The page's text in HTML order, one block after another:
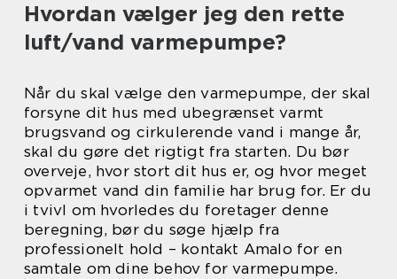
Hvordan vælger jeg den rette
luft/vand varmepumpe?
Når du skal vælge den varmepumpe, der skal
forsyne dit hus med ubegrænset varmt
brugsvand og cirkulerende vand i mange år,
skal du gøre det rigtigt fra starten. Du bør
overveje, hvor stort dit hus er, og hvor meget
opvarmet vand din familie har brug for. Er du
i tvivl om hvorledes du foretager denne
beregning, bør du søge hjælp fra
professionelt hold – kontakt Amalo for en
samtale om dine behov for varmepumpe.